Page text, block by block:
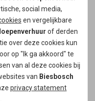
social media,
en vergelijkbare
of derden
over deze cookies kun
op "Ik ga akkoord" te
van al deze cookies bij
van Biesbosch
privacy statement
met deze deluxe
dag op het water